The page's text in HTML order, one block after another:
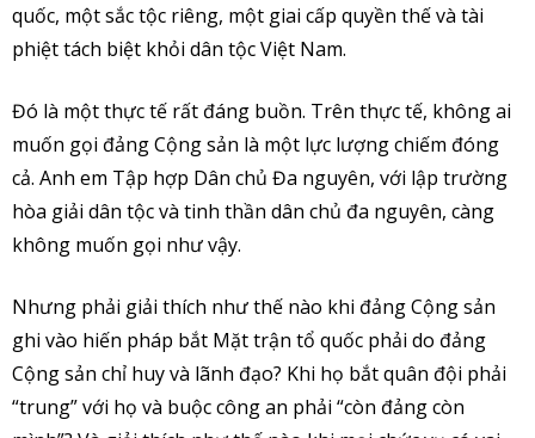
quốc, một sắc tộc riêng, một giai cấp quyền thế và tài
phiệt tách biệt khỏi dân tộc Việt Nam.
Đó là một thực tế rất đáng buồn. Trên thực tế, không ai
muốn gọi đảng Cộng sản là một lực lượng chiếm đóng
cả. Anh em Tập hợp Dân chủ Đa nguyên, với lập trường
hòa giải dân tộc và tinh thần dân chủ đa nguyên, càng
không muốn gọi như vậy.
Nhưng phải giải thích như thế nào khi đảng Cộng sản
ghi vào hiến pháp bắt Mặt trận tổ quốc phải do đảng
Cộng sản chỉ huy và lãnh đạo? Khi họ bắt quân đội phải
“trung” với họ và buộc công an phải “còn đảng còn